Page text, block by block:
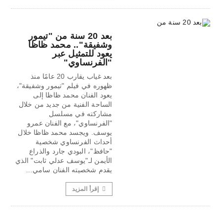
بعد 20 سنة من "تيمور
وشفيقة".. محمد ظاظا
يعود للتمثيل عبر
"الفرنساوي"
بعد غياب يقارب 20 عامًا منذ
ظهوره في فيلم "تيمور وشفيقة"،
يعود الفنان محمد ظاظا إلى
الساحة الفنية من جديد من خلال
مشاركته في مسلسل
"الفرنساوي"، مع الفنان عمرو
يوسف. ويجسد محمد ظاظا خلال
أحداث الفرنساوي شخصية
"حافظ"، البودي جارد والذراع
الأيمن لـ"يوسف عدلي ثابت" الذي
يقدم شخصيته الفنان سامي…
إقرأ المزيد